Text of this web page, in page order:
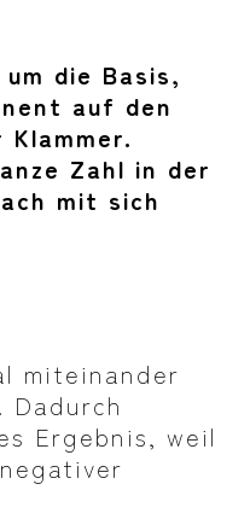
die Basis,
auf den
Zahl in der
mit sich
miteinander
Ergebnis, weil